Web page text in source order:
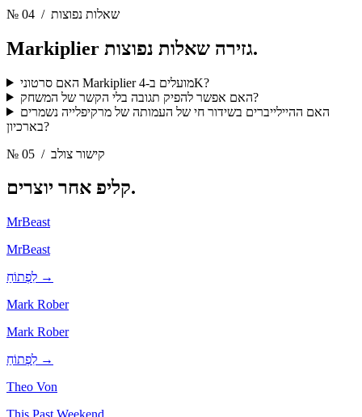
№ 04
/ שאלות נפוצות
Markiplier גזירהשאלות נפוצות.
האם סרטוני Markiplier מועלים ב-4K?
האם אפשר להפיק תגובה בלי הקשר של המשחק?
האם ההיילייברים בשידור חי של העמותה של מרקיפלייה נשמרים
בארכיון?
№ 05
/ קישור צולב
קליפ אחריוצרים.
MrBeast
MrBeast
לִפְתוֹחַ →
Mark Rober
Mark Rober
לִפְתוֹחַ →
Theo Von